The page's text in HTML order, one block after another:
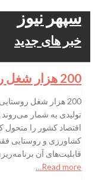
سپهر نیوز
خبر های جدید
200 هزار شغل روستایی در ایران
200 هزار شغل
تولیدی به شمار می‌روند
اقتصاد کشور را متحول
کشاورزی و روستایی
قابلیت‌های آن
Read more…